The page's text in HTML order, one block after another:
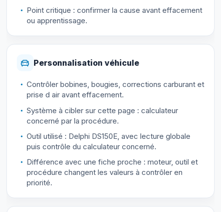
Point critique : confirmer la cause avant effacement
ou apprentissage.
Personnalisation véhicule
Contrôler bobines, bougies, corrections carburant et
prise d air avant effacement.
Système à cibler sur cette page : calculateur
concerné par la procédure.
Outil utilisé : Delphi DS150E, avec lecture globale
puis contrôle du calculateur concerné.
Différence avec une fiche proche : moteur, outil et
procédure changent les valeurs à contrôler en
priorité.